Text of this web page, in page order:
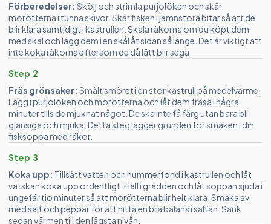
Förberedelser: Skölj och strimla purjolöken och skär
morötterna i tunna skivor. Skär fisken i jämnstora bitar så att de
blir klara samtidigt i kastrullen. Skala räkorna om du köpt dem
med skal och lägg dem i en skål åt sidan så länge. Det är viktigt att
inte koka räkorna eftersom de då lätt blir sega.
Step 2
Fräs grönsaker: Smält smöret i en stor kastrull på medelvärme.
Lägg i purjolöken och morötterna och låt dem fräsa i några
minuter tills de mjuknat något. De ska inte få färg utan bara bli
glansiga och mjuka. Detta steg lägger grunden för smaken i din
fisksoppa med räkor.
Step 3
Koka upp: Tillsätt vatten och hummerfond i kastrullen och låt
vätskan koka upp ordentligt. Häll i grädden och låt soppan sjuda i
ungefär tio minuter så att morötterna blir helt klara. Smaka av
med salt och peppar för att hitta en bra balans i sältan. Sänk
sedan värmen till den lägsta nivån.